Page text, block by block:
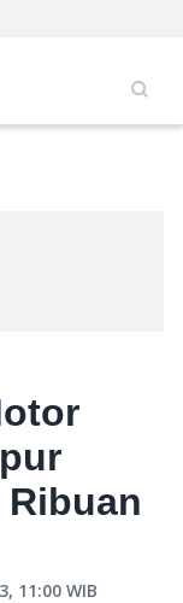
Ribuan
11:00 WIB